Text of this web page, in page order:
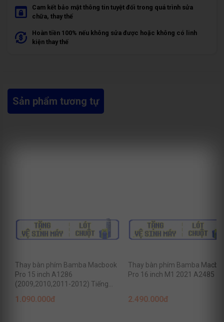
Cam kết bảo mật thông tin tuyệt đối trong quá trình sửa
chữa, thay thế
Hoàn tiền 100% nếu không sửa được hoặc không có linh
kiện thay thế
Sản phẩm tương tự
Thay bàn phím Bamba Macbook
Pro 15 inch A1286
(2009,2010,2011-2012) Tiếng
1.090.000đ
Thay bàn phím Bamba
Pro 16 inch M1 2021 A2485
2.490.000đ